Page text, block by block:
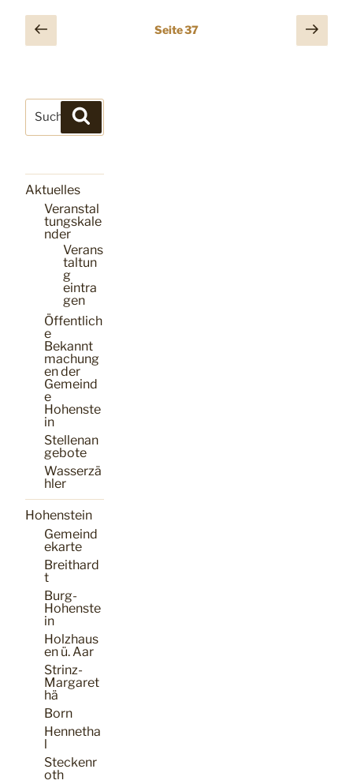
Seitennummerierung
der
Vorherige
Seite
Seite37
Suchen
nach:
Aktuelles
Veranstal
tungskale
nder
Verans
taltun
g
eintra
gen
Öffentlich
e
Bekannt
machung
en der
Gemeind
e
Hohenste
in
Stellenan
gebote
Wasserzä
hler
Hohenstein
Gemeind
ekarte
Breithard
t
Burg-
Hohenste
in
Holzhaus
en ü. Aar
Strinz-
Margaret
hä
Born
Hennetha
l
Steckenr
oth